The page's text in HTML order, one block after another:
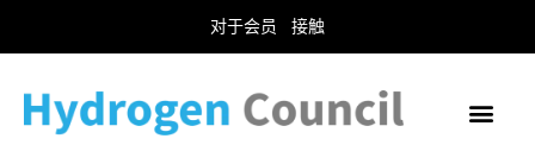
对于会员 接触